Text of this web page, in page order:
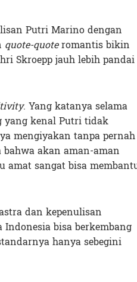
Putri Marino dengan
quote-quoteromantis bikin
Skroepp jauh lebih pandai
. Yang katanya selama
yang kenal Putri tidak
mengiyakan tanpa pernah
akan aman-aman
sangat bisa
dan kepenulisan
Indonesia bisa berkembang
hanya sebegini